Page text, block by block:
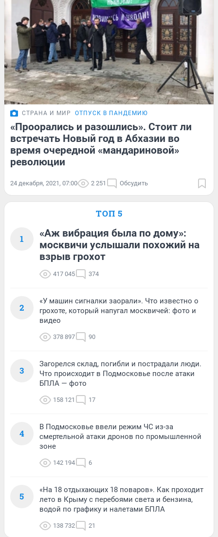
СТРАНА И МИР ОТПУСК В ПАНДЕМИЮ
«Проорались и разошлись». Стоит ли
встречать Новый год в Абхазии во
время очередной «мандариновой»
революции
24 декабря, 2021, 07:00 2 251 Обсудить
ТОП 5
1
«Аж вибрация была по дому»:
москвичи услышали похожий на
взрыв грохот
417 045 374
2
«У машин сигналки заорали». Что известно о
грохоте, который напугал москвичей: фото и
видео
378 897 90
3
Загорелся склад, погибли и пострадали люди.
Что происходит в Подмосковье после атаки
БПЛА — фото
158 121 17
4
В Подмосковье ввели режим ЧС из-за
смертельной атаки дронов по промышленной
зоне
142 194 6
5
«На 18 отдыхающих 18 поваров». Как проходит
лето в Крыму с перебоями света и бензина,
водой по графику и налетами БПЛА
138 732 21